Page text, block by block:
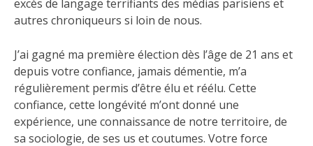
excès de langage terrifiants des médias parisiens et
autres chroniqueurs si loin de nous.
J’ai gagné ma première élection dès l’âge de 21 ans et
depuis votre confiance, jamais démentie, m’a
régulièrement permis d’être élu et réélu. Cette
confiance, cette longévité m’ont donné une
expérience, une connaissance de notre territoire, de
sa sociologie, de ses us et coutumes. Votre force